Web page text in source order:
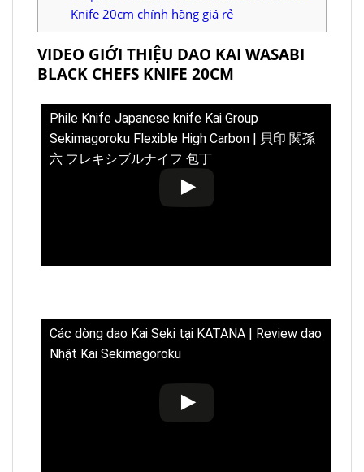
Knife 20cm chính hãng giá rẻ
VIDEO GIỚI THIỆU DAO KAI WASABI
BLACK CHEFS KNIFE 20CM
Phile Knife Japanese knife Kai Group
Sekimagoroku Flexible High Carbon | 貝印 関孫
六 フレキシブルナイフ 包丁
Các dòng dao Kai Seki tại KATANA | Review dao
Nhật Kai Sekimagoroku